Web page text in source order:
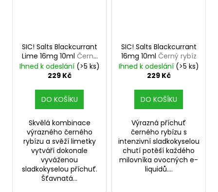
SIC! Salts Blackcurrant
Lime 16mg 10ml Černý
rybíz a limetka
Ihned k odeslání (>5 ks)
229 Kč
DO KOŠÍKU
Skvělá kombinace
výrazného černého
rybízu a svěží limetky
vytváří dokonale
vyváženou
sladkokyselou příchuť.
Šťavnatá...
SIC! Salts Blackcurrant
16mg 10ml Černý rybíz
Ihned k odeslání (>5 ks)
229 Kč
DO KOŠÍKU
Výrazná příchuť
černého rybízu s
intenzivní sladkokyselou
chutí potěší každého
milovníka ovocných e-
liquidů....